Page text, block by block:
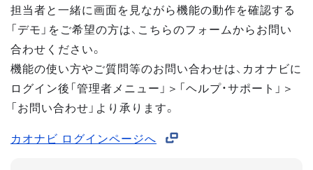
担当者と一緒に画面を見ながら機能の動作を確認する
「デモ」をご希望の方は、こちらのフォームからお問い
合わせください。
機能の使い方やご質問等のお問い合わせは、カオナビに
ログイン後「管理者メニュー」＞「ヘルプ・サポート」＞
「お問い合わせ」より承ります。
カオナビ ログインページへ